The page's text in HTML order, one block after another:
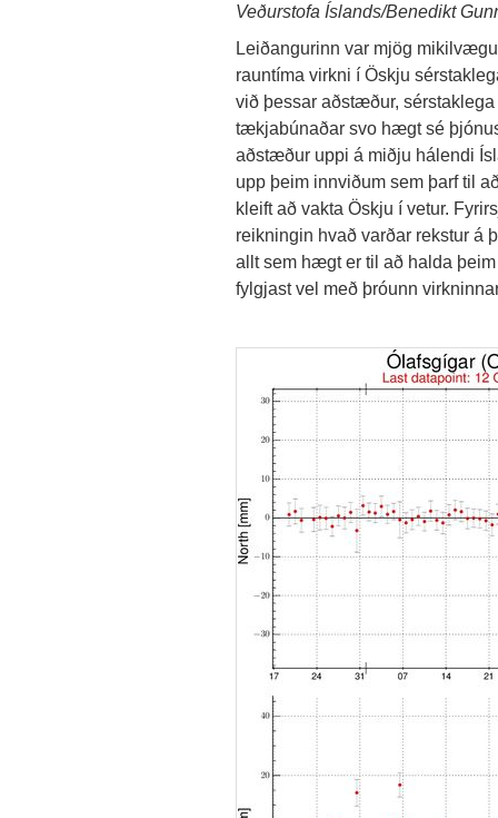
Veðurstofa Íslands/Benedikt
Leiðangurinn var mjög
rauntíma virkni í Öskju
við þessar aðstæður,
tækjabúnaðar svo hægt sé
aðstæður uppi á miðju hálendi
upp þeim innviðum sem þarf til
kleift að vakta Öskju í vetur.
reikningin hvað varðar rekstur á
allt sem hægt er til að halda
fylgjast vel með þróunn